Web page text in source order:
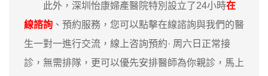
此外，深圳怡康婦產醫院特別設立了24小時在
線諮詢 、預約服務，您可以點擊在線諮詢與我們的醫
生一對一進行交流，線上咨詢預約· ‎周六日正常接
診，無需排隊，更可以優先安排醫師為你親診，馬上